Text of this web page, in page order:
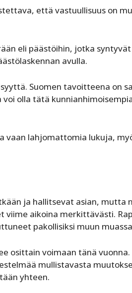
että vastuullisuus on
eli päästöihin, jotka
avulla.
Suomen tavoitteena on
olla tätä
vaan lahjomattomia lukuja,
ja hallitsevat asian, mutta
aikoina merkittävästi.
pakollisiksi muun
osittain voimaan tänä
mullistavasta
yhteen.